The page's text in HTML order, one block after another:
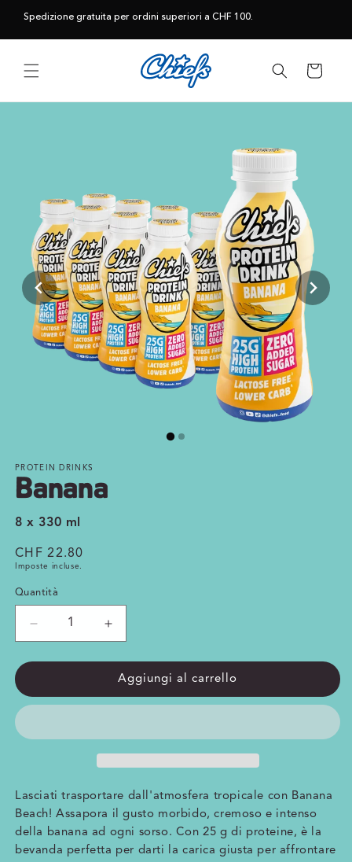
direttamente
Spedizione gratuita per ordini superiori a CHF 100.
Carrello
PROTEIN DRINKS
Banana
8 x 330 ml
Prezzo
di
listino
CHF 22.80
Imposte incluse.
Quantità
Quantità
Diminuisci
quantità
per
Aumenta
quantità
per
Banana
Aggiungi al carrello
Lasciati trasportare dall'atmosfera tropicale con Banana
Beach! Assapora il gusto morbido, cremoso e intenso
della banana ad ogni sorso. Con 25 g di proteine, è la
bevanda perfetta per darti la carica giusta per affrontare